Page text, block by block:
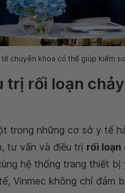
tế chuyên khoa có thể giúp kiểm
rối loạn
trong những cơ sở y tế
tư vấn và điều trị rối loạn
hệ thống trang thiết
Vinmec không chỉ đảm